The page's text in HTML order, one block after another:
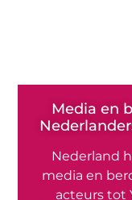
Media en
Nederland
media en
acteurs tot